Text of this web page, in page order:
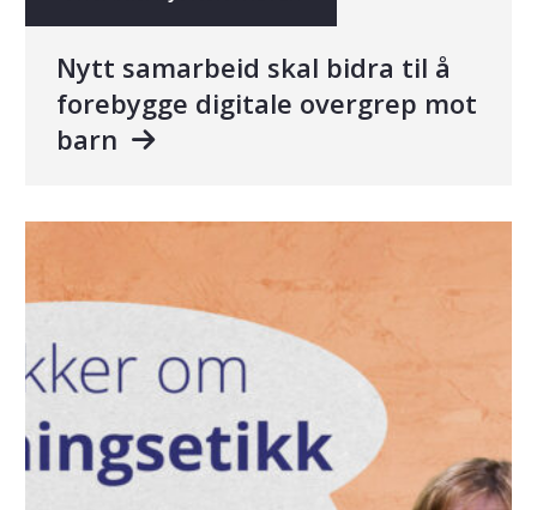
Nytt samarbeid skal bidra til å
forebygge digitale overgrep mot
barn